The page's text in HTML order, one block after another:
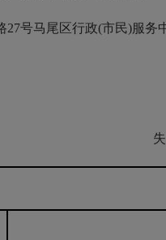
马尾区行政(市民)服务中
失业